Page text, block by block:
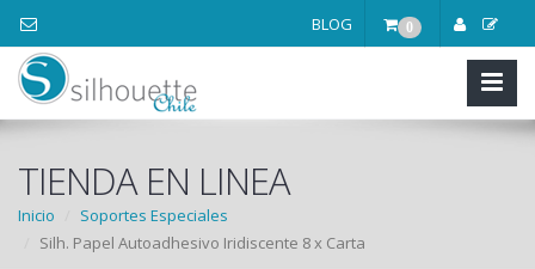
0
BLOG
TIENDA EN LINEA
Inicio
Soportes Especiales
Silh. Papel Autoadhesivo Iridiscente 8 x Carta